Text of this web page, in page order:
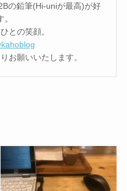
の鉛筆(Hi-uniが最高)が好
。
との笑顔。
お願いいたします。